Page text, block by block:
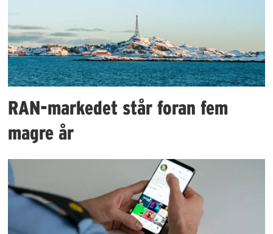
RAN-markedet står foran fem
magre år